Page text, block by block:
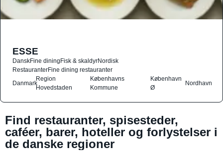
ESSE
DanskFine diningFisk & skaldyrNordisk
RestauranterFine dining restauranter
Danmark
Region
Hovedstaden
Københavns
Kommune
København
Ø
Nordhavn
Find restauranter, spisesteder,
caféer, barer, hoteller og forlystelser i
de danske regioner